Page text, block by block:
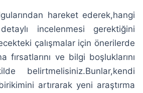
hareket ederek,hangi
incelenmesi gerektiğini
çalışmalar için önerilerde
fırsatlarını ve bilgi boşluklarını
belirtmelisiniz.Bunlar,kendi
artırarak yeni araştırma